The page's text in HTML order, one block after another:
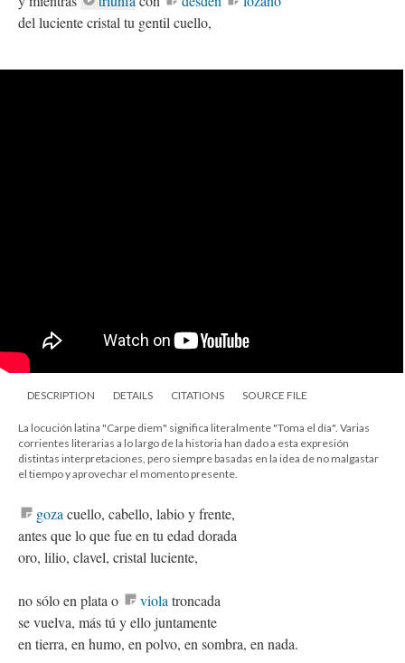
del luciente cristal tu gentil cuello,
DESCRIPTION DETAILS CITATIONS SOURCE FILE
La locución latina "Carpe diem" significa literalmente "Toma el día". Varias
corrientes literarias a lo largo de la historia han dado a esta expresión
distintas interpretaciones, pero siempre basadas en la idea de no malgastar
el tiempo y aprovechar el momento presente.
gozacuello, cabello, labio y frente,
antes que lo que fue en tu edad dorada
oro, lilio, clavel, cristal luciente,
no sólo en plata o violatroncada
se vuelva, más tú y ello juntamente
en tierra, en humo, en polvo, en sombra, en nada.